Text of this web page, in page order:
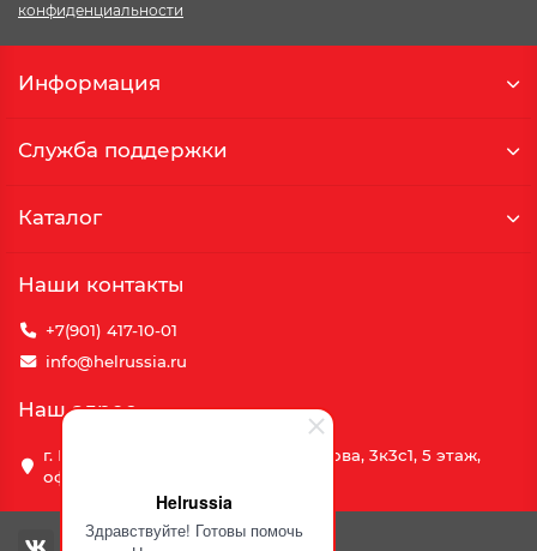
Helrussia
Здравствуйте! Готовы помочь
конфиденциальности
Информация
Служба поддержки
Каталог
Наши контакты
+7(901) 417-10-01
info@helrussia.ru
Наш адрес
г. Москва, улица Василия Петушкова, 3к3c1, 5 этаж,
офис 69